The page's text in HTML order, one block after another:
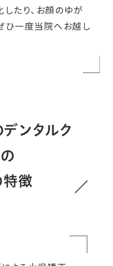
たり、お顔のゆが
ひ一度当院へお越し
ンタルク
徴